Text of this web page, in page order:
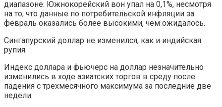
диапазоне. Южнокорейский вон упал на 0,1%, несмотря
на то, что данные по потребительской инфляции за
февраль оказались более высокими, чем ожидалось.
Сингапурский доллар не изменился, как и индийская
рупия.
Индекс доллара и фьючерс на доллар незначительно
изменились в ходе азиатских торгов в среду после
падения с трехмесячного максимума за последние две
недели.